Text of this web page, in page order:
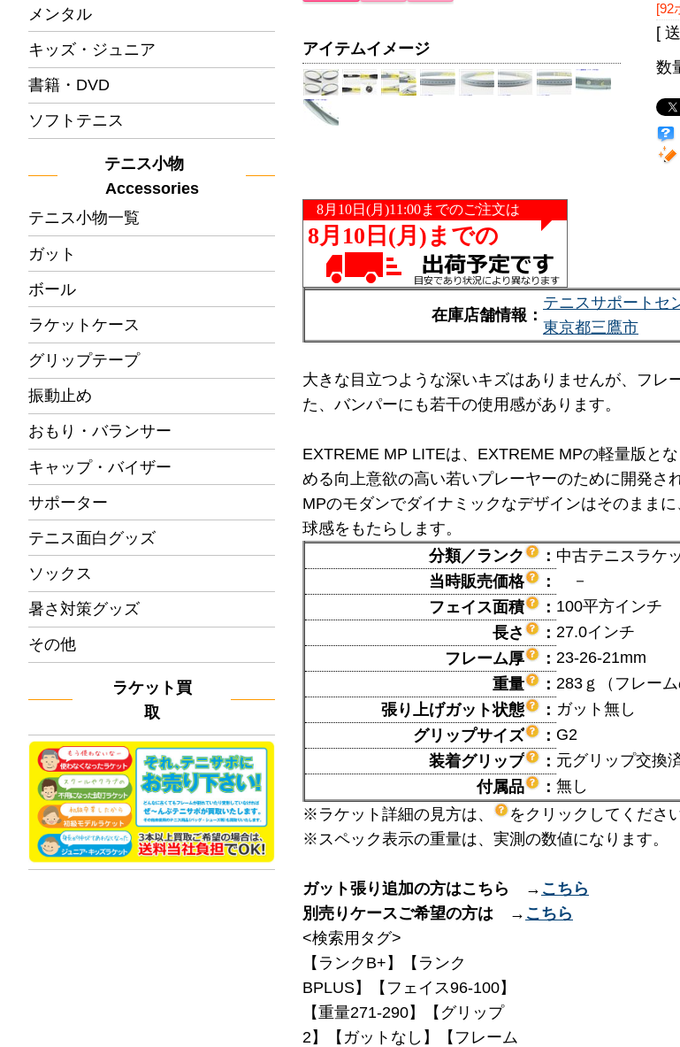
メンタル
キッズ・ジュニア
書籍・DVD
ソフトテニス
テニス小物
Accessories
テニス小物一覧
ガット
ボール
ラケットケース
グリップテープ
振動止め
おもり・バランサー
キャップ・バイザー
サポーター
テニス面白グッズ
ソックス
暑さ対策グッズ
その他
ラケット買
取
[92
[
数
アイテムイメージ
在庫店舗情報：
テニスサポートセ
東京都三鷹市
大きな目立つような深いキズはありませんが、フレ
た、バンパーにも若干の使用感があります。
EXTREME MP LITEは、EXTREME MPの軽量版と
める向上意欲の高い若いプレーヤーのために開発さ
MPのモダンでダイナミックなデザインはそのまま
球感をもたらします。
分類／ランク
： 中古テニスラケ
当時販売価格
：
－
フェイス面積
： 100平方インチ
長さ
： 27.0インチ
フレーム厚
： 23-26-21mm
重量
： 283ｇ（フレーム
張り上げガット状態
： ガット無し
グリップサイズ
： G2
装着グリップ
： 元グリップ交換
付属品
： 無し
※ラケット詳細の見方は、
をクリックしてください
※スペック表示の重量は、実測の数値になります。
ガット張り追加の方はこちら → こちら
別売りケースご希望の方は → こちら
<検索用タグ>
【ランクB+】【ランク
BPLUS】【フェイス96-100】
【重量271-290】【グリップ
2】【ガットなし】【フレーム